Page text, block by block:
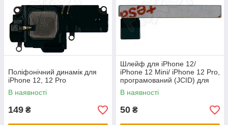
Поліфонічний динамік для
iPhone 12, 12 Pro
В наявності
149 ₴
Шлейф для iPhone 12/
iPhone 12 Mini/ iPhone 12 Pro,
програмований (JCID) для
акумулятора
В наявності
50 ₴